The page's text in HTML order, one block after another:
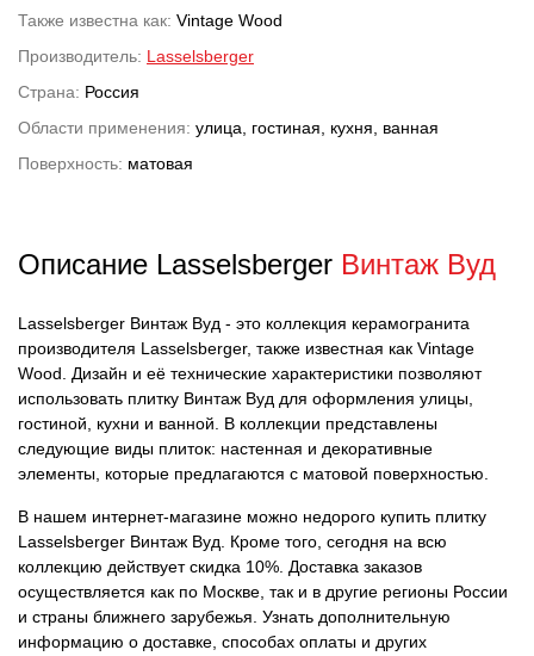
Также известна как: Vintage Wood
Производитель: Lasselsberger
Страна: Россия
Области применения: улица, гостиная, кухня, ванная
Поверхность: матовая
Описание Lasselsberger Винтаж Вуд
Lasselsberger Винтаж Вуд - это коллекция керамогранита
производителя Lasselsberger, также известная как Vintage
Wood. Дизайн и её технические характеристики позволяют
использовать плитку Винтаж Вуд для оформления улицы,
гостиной, кухни и ванной. В коллекции представлены
следующие виды плиток: настенная и декоративные
элементы, которые предлагаются с матовой поверхностью.
В нашем интернет-магазине можно недорого купить плитку
Lasselsberger Винтаж Вуд. Кроме того, сегодня на всю
коллекцию действует скидка 10%. Доставка заказов
осуществляется как по Москве, так и в другие регионы России
и страны ближнего зарубежья. Узнать дополнительную
информацию о доставке, способах оплаты и других